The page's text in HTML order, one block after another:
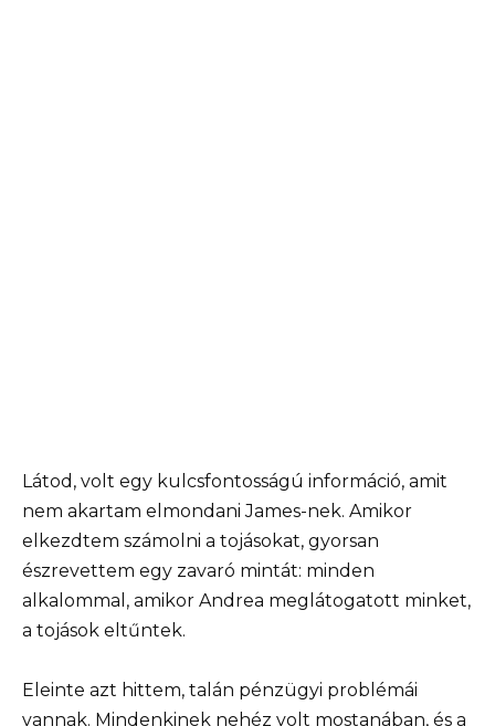
Látod, volt egy kulcsfontosságú információ, amit
nem akartam elmondani James-nek. Amikor
elkezdtem számolni a tojásokat, gyorsan
észrevettem egy zavaró mintát: minden
alkalommal, amikor Andrea meglátogatott minket,
a tojások eltűntek.
Eleinte azt hittem, talán pénzügyi problémái
vannak. Mindenkinek nehéz volt mostanában, és a